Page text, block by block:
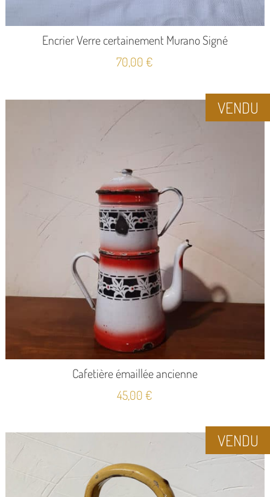
Encrier Verre certainement Murano Signé
70,00€
VENDU
Cafetière émaillée ancienne
45,00€
VENDU